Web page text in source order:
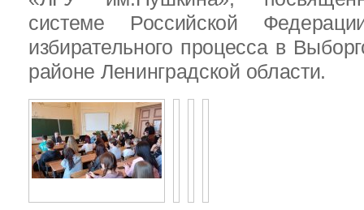
системе Российской
избирательного процесса в
районе Ленинградской области.